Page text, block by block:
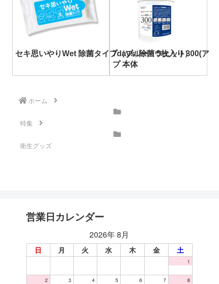
セキ思いやりWet 除菌タイプ（ブルー・5枚入り）
7days, 除菌ウェット300(ア
プ 本体
ホーム
特集
衛生グッズ
営業日カレンダー
2026年 8月
日 月 火 水 木 金 土
1
2 3 4 5 6 7 8